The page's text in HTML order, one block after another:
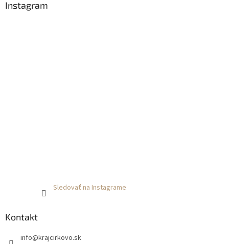
Instagram
Sledovať na Instagrame
Kontakt
info@krajcirkovo.sk